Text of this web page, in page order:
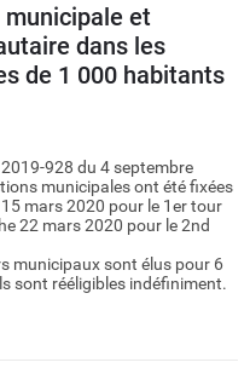
municipale et
dans les
de 1 000 habitants
2019-928 du 4 septembre
municipales ont été fixées
mars 2020 pour le 1er tour
22 mars 2020 pour le 2nd
municipaux sont élus pour 6
sont rééligibles indéfiniment.